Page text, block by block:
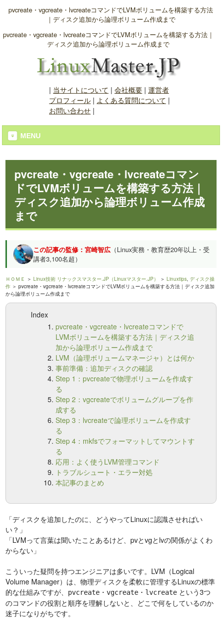
pvcreate・vgcreate・lvcreateコマンドでLVMボリュームを構築する方法
｜ディスク追加から論理ボリューム作成まで
pvcreate・vgcreate・lvcreateコマンドでLVMボリュームを構築する方法｜
ディスク追加から論理ボリューム作成まで
| 当サイトについて | 会社概要| 運営者
プロフィール| よくある質問について |
お問い合わせ|
MENU
pvcreate・vgcreate・lvcreateコマン
ドでLVMボリュームを構築する方法｜
ディスク追加から論理ボリューム作成
まで
この記事の監修：宮崎智広 （Linux実務・教育歴20年以上・受
講者3,100名超）
ＨＯＭＥ ＞Linux技術 リナックスマスター.JP（Linuxマスター.JP） ＞Linuxtips,ディスク操
作 ＞ pvcreate・vgcreate・lvcreateコマンドでLVMボリュームを構築する方法｜ディスク追加
から論理ボリューム作成まで
Index
pvcreate・vgcreate・lvcreateコマンドで
LVMボリュームを構築する方法｜ディスク追
加から論理ボリューム作成まで
LVM（論理ボリュームマネージャ）とは何か
事前準備：追加ディスクの確認
Step 1：pvcreateで物理ボリュームを作成す
る
Step 2：vgcreateでボリュームグループを作
成する
Step 3：lvcreateで論理ボリュームを作成す
る
Step 4：mkfsでフォーマットしてマウントす
る
応用：よく使うLVM管理コマンド
トラブルシュート・エラー対処
本記事のまとめ
「ディスクを追加したのに、どうやってLinuxに認識させればい
い？」
「LVMって言葉は聞いたことあるけど、pvとvgとlvの関係がよくわ
からない」
こういった疑問を持つエンジニアは多いです。LVM（Logical
Volume Manager）は、物理ディスクを柔軟に管理するLinuxの標準
的な仕組みですが、
pvcreate ・vgcreate ・ lvcreate という3つ
のコマンドの役割と順序を理解しないと、どこで何をしているのか
迷子になりがちです。